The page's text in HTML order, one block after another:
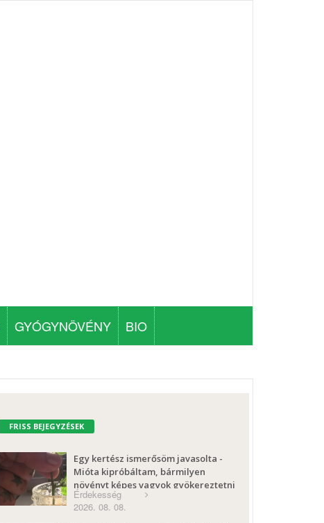
GYÓGYNÖVÉNY BIO
FRISS BEJEGYZÉSEK
Egy kertész ismerősöm javasolta -
Mióta kipróbáltam, bármilyen
növényt képes vagyok gyökereztetni
Érdekesség
2026. 08. 08.